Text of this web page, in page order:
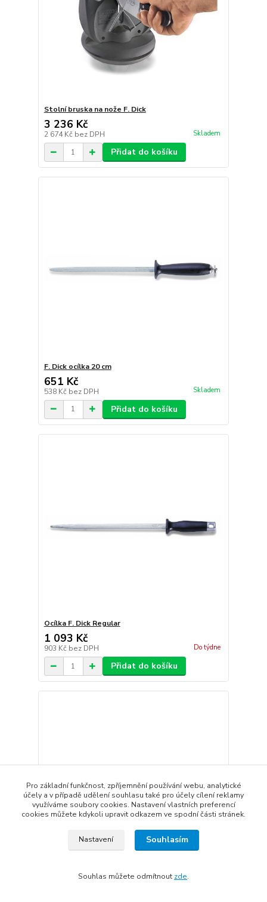
Stolní bruska na nože F. Dick
3 236 Kč
2 674 Kč bez DPH Skladem
Přidat do košíku
F. Dick ocílka 20 cm
651 Kč
538 Kč bez DPH Skladem
Přidat do košíku
Ocílka F. Dick Regular
1 093 Kč
903 Kč bez DPH Do týdne
Přidat do košíku
Ocílka F. Dick Diamant 25 cm
Pro základní funkčnost, zpříjemnění používání webu, analytické
účely a v případě udělení souhlasu také pro účely cílení reklamy
využíváme soubory cookies. Nastavení vlastních preferencí
cookies můžete kdykoli upravit odkazem ve spodní části stránek.
Nastavení Souhlasím
Souhlas můžete odmítnout zde.